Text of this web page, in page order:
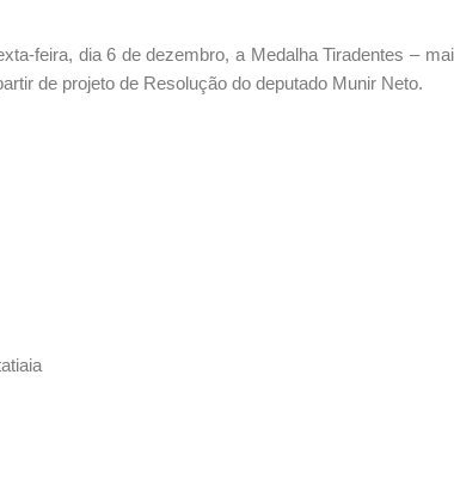
feira, dia 6 de dezembro, a Medalha Tiradentes –
de projeto de Resolução do deputado Munir Neto.